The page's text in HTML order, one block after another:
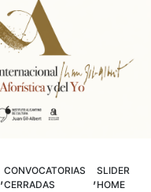
,CONVOCATORIAS
CERRADAS
,SLIDER
HOME